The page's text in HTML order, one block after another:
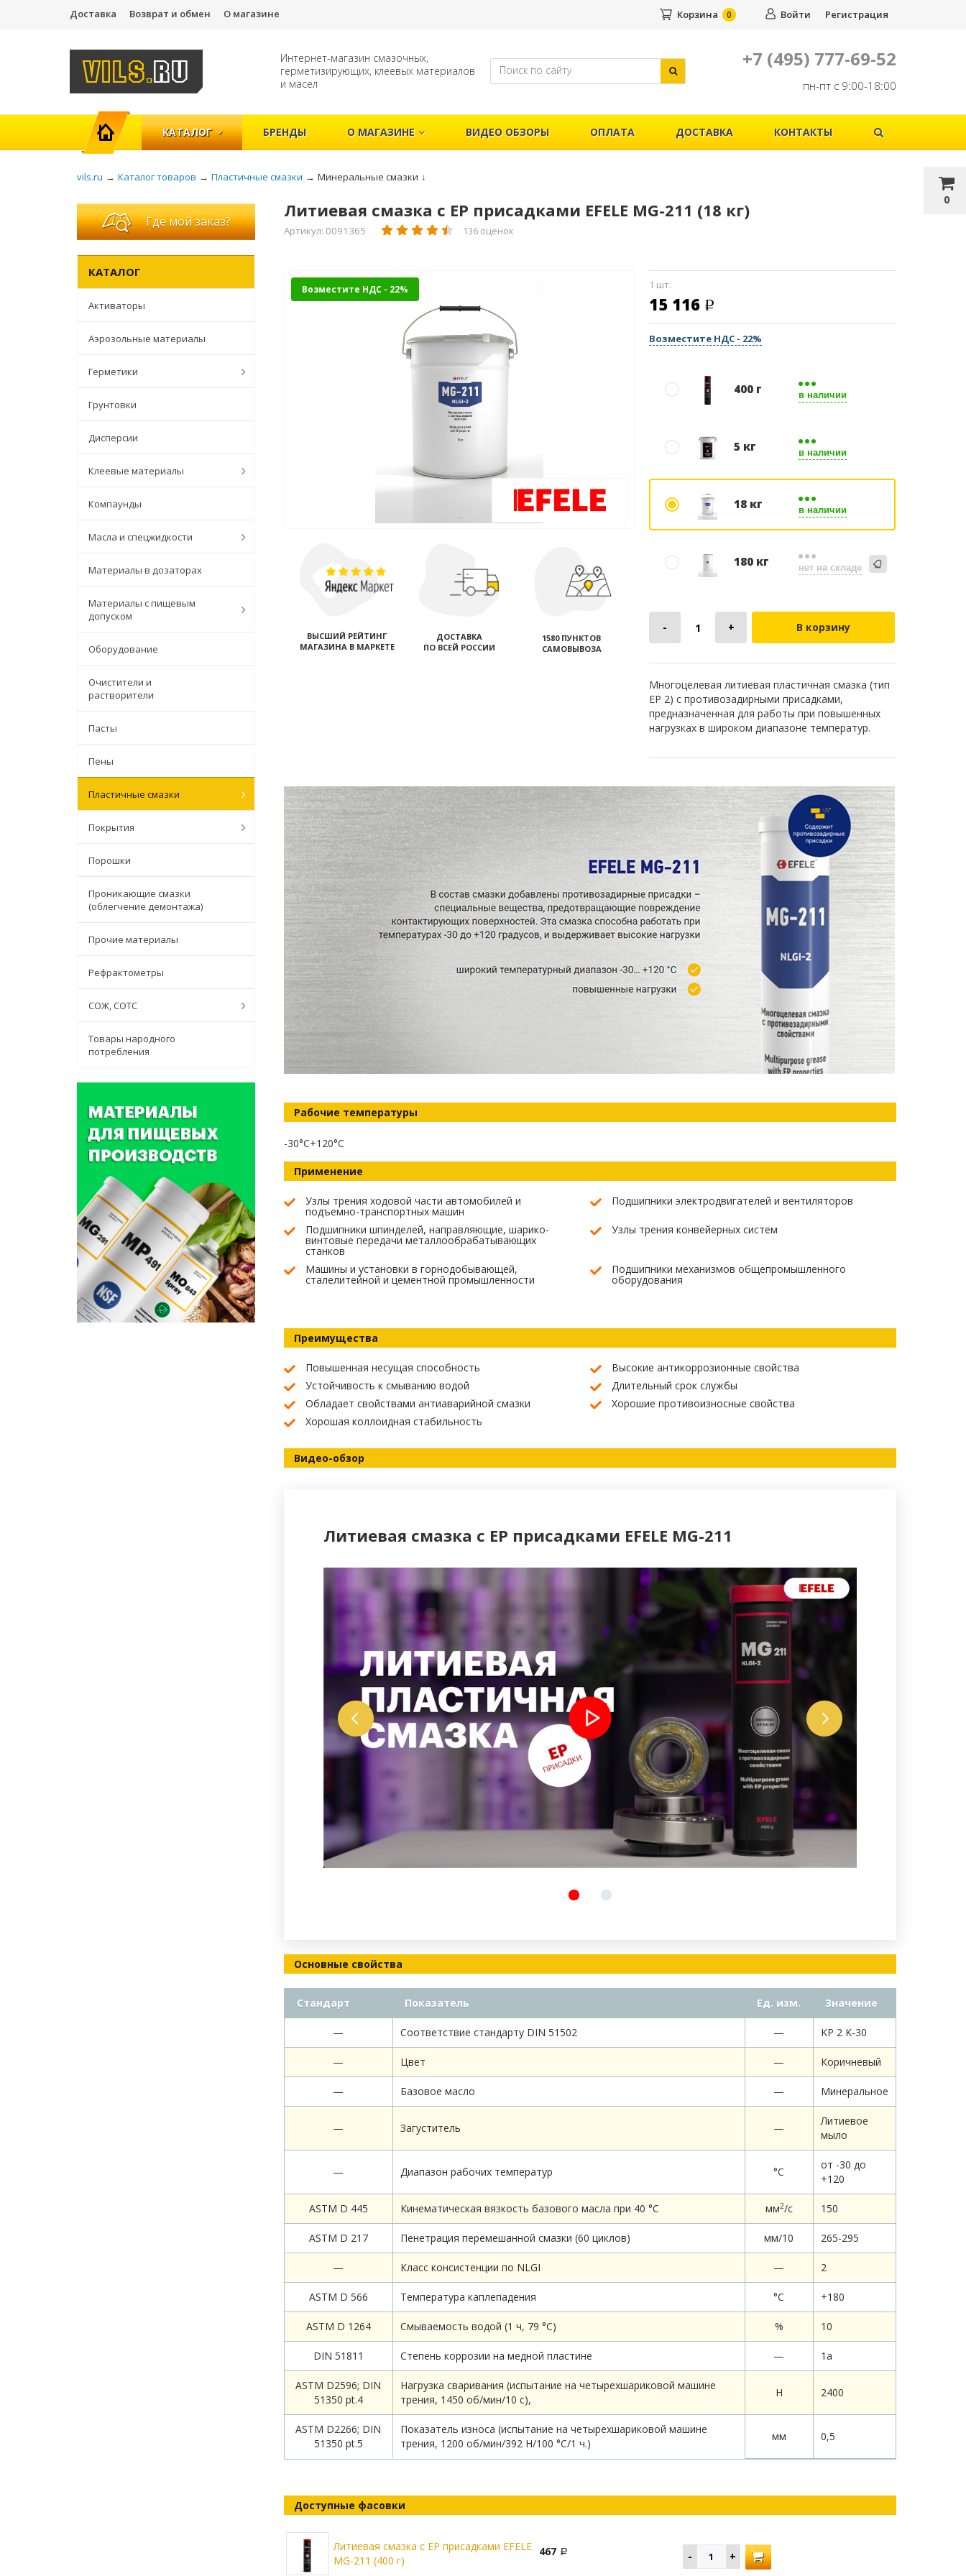
Доставка Возврат и обмен О магазине
0
Войти Регистрация
Корзина 0
Интернет-магазин смазочных,
герметизирующих, клеевых материалов
и масел
+7 (495) 777-69-52
пн-пт с 9:00-18:00
ГЛАВНАЯ
КАТАЛОГ БРЕНДЫ О МАГАЗИНЕ ВИДЕО ОБЗОРЫ ОПЛАТА ДОСТАВКА КОНТАКТЫ
vils.ru → Каталог товаров → Пластичные смазки → Минеральные смазки ↓
Где мой заказ?
КАТАЛОГ
Активаторы
Аэрозольные материалы
Герметики
Грунтовки
Дисперсии
Клеевые материалы
Компаунды
Масла и спецжидкости
Материалы в дозаторах
Материалы с пищевым
допуском
Оборудование
Очистители и
растворители
Пасты
Пены
Пластичные смазки
Покрытия
Порошки
Проникающие смазки
(облегчение демонтажа)
Прочие материалы
Рефрактометры
СОЖ, СОТС
Товары народного
потребления
Литиевая смазка с EP присадками EFELE MG-211 (18 кг)
Артикул: 0091365 136 оценок
Возместите НДС - 22%
ВЫСШИЙ РЕЙТИНГ
МАГАЗИНА В МАРКЕТЕ
ДОСТАВКА
ПО ВСЕЙ РОССИИ
1580 ПУНКТОВ
САМОВЫВОЗА
1 шт.
15 116
Возместите НДС - 22%
400 г в наличии
5 кг в наличии
18 кг в наличии
180 кг нет на складе
В корзину
Многоцелевая литиевая пластичная смазка (тип
EP 2) с противозадирными присадками,
предназначенная для работы при повышенных
нагрузках в широком диапазоне температур.
Рабочие температуры
-30°C+120°C
Применение
Узлы трения ходовой части автомобилей и
подъемно-транспортных машин
Подшипники электродвигателей и вентиляторов
Подшипники шпинделей, направляющие, шарико-
винтовые передачи металлообрабатывающих
станков
Узлы трения конвейерных систем
Машины и установки в горнодобывающей,
сталелитейной и цементной промышленности
Подшипники механизмов общепромышленного
оборудования
Преимущества
Повышенная несущая способность
Высокие антикоррозионные свойства
Устойчивость к смыванию водой
Длительный срок службы
Обладает свойствами антиаварийной смазки
Хорошие противоизносные свойства
Хорошая коллоидная стабильность
Видео-обзор
Литиевая смазка с EP присадками EFELE MG-211
Основные свойства
Стандарт Показатель Ед. изм. Значение
— Соответствие стандарту DIN 51502 — KP 2 K‐30
— Цвет — Коричневый
— Базовое масло — Минеральное
— Загуститель —
Литиевое
мыло
— Диапазон рабочих температур °С
от -30 до
+120
ASTM D 445 Кинематическая вязкость базового масла при 40 °С мм2/c 150
ASTM D 217 Пенетрация перемешанной смазки (60 циклов) мм/10 265-295
— Класс консистенции по NLGI — 2
ASTM D 566 Температура каплепадения °C +180
ASTM D 1264 Смываемость водой (1 ч, 79 °C) % 10
DIN 51811 Степень коррозии на медной пластине — 1а
ASTM D2596; DIN
51350 pt.4
Нагрузка сваривания (испытание на четырехшариковой машине
трения, 1450 об/мин/10 с),
Н 2400
ASTM D2266; DIN
51350 pt.5
Показатель износа (испытание на четырехшариковой машине
трения, 1200 об/мин/392 Н/100 °C/1 ч.)
мм 0,5
Доступные фасовки
Литиевая смазка с EP присадками EFELE
MG-211 (400 г)
467